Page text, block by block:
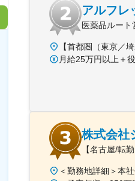
アルフレ
医薬品ルー
株式会社
【名古屋/転